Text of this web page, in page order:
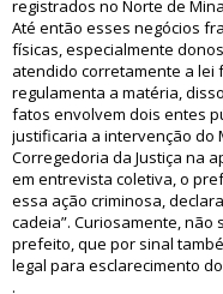
registrados no Norte de
Até então esses negócios
físicas, especialmente
atendido corretamente a lei
regulamenta a matéria,
fatos envolvem dois entes
justificaria a intervenção do
Corregedoria da Justiça na
em entrevista coletiva, o
essa ação criminosa,
cadeia”. Curiosamente,
prefeito, que por sinal
legal para esclarecimento
.